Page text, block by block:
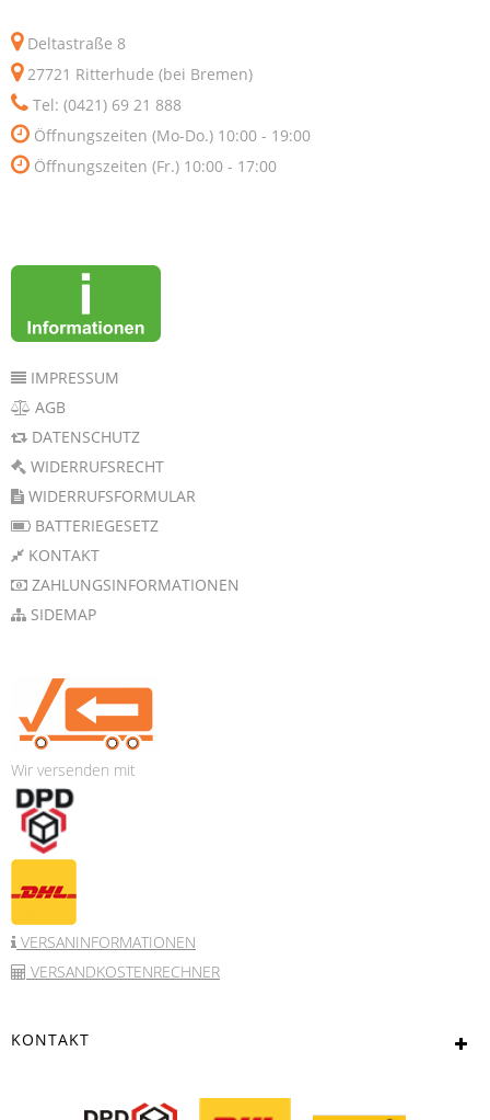
Deltastraße 8
27721 Ritterhude (bei Bremen)
Tel: (0421) 69 21 888
Öffnungszeiten (Mo-Do.) 10:00 - 19:00
Öffnungszeiten (Fr.) 10:00 - 17:00
IMPRESSUM
AGB
DATENSCHUTZ
WIDERRUFSRECHT
WIDERRUFSFORMULAR
BATTERIEGESETZ
KONTAKT
ZAHLUNGSINFORMATIONEN
SIDEMAP
Wir versenden mit
VERSANINFORMATIONEN
VERSANDKOSTENRECHNER
KONTAKT